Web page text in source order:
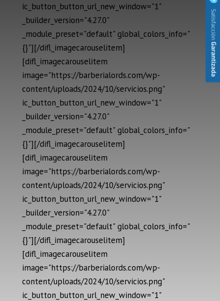
ic_button_button_url_new_window="1"
_builder_version="4.27.0"
_module_preset="default" global_colors_info="
{}"][/difl_imagecarouselitem]
[difl_imagecarouselitem
image="https://barberialords.com/wp-
content/uploads/2024/10/servicios.png"
ic_button_button_url_new_window="1"
_builder_version="4.27.0"
_module_preset="default" global_colors_info="
{}"][/difl_imagecarouselitem]
[difl_imagecarouselitem
image="https://barberialords.com/wp-
content/uploads/2024/10/servicios.png"
ic_button_button_url_new_window="1"
_builder_version="4.27.0"
_module_preset="default" global_colors_info="
{}"][/difl_imagecarouselitem]
[difl_imagecarouselitem
image="https://barberialords.com/wp-
content/uploads/2024/10/servicios.png"
ic_button_button_url_new_window="1"